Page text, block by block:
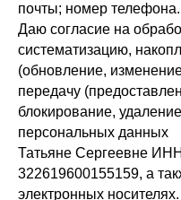
почты; номер телефона.
Даю согласие на
систематизацию,
(обновление,
передачу
блокирование,
персональных
Татьяне Сергеевне
322619600155159, а
электронных носителях.